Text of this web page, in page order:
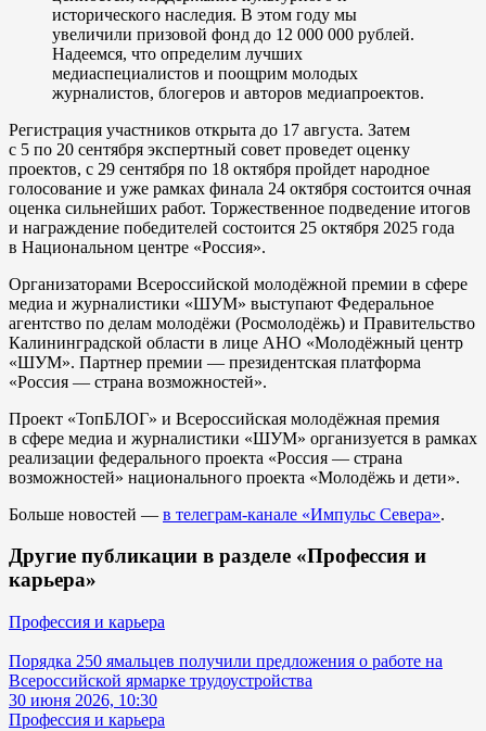
исторического наследия. В этом году мы
увеличили призовой фонд до 12 000 000 рублей.
Надеемся, что определим лучших
медиаспециалистов и поощрим молодых
журналистов, блогеров и авторов медиапроектов.
Регистрация участников открыта до 17 августа. Затем
с 5 по 20 сентября экспертный совет проведет оценку
проектов, с 29 сентября по 18 октября пройдет народное
голосование и уже рамках финала 24 октября состоится очная
оценка сильнейших работ. Торжественное подведение итогов
и награждение победителей состоится 25 октября 2025 года
в Национальном центре «Россия».
Организаторами Всероссийской молодёжной премии в сфере
медиа и журналистики «ШУМ» выступают Федеральное
агентство по делам молодёжи (Росмолодёжь) и Правительство
Калининградской области в лице АНО «Молодёжный центр
«ШУМ». Партнер премии — президентская платформа
«Россия — страна возможностей».
Проект «ТопБЛОГ» и Всероссийская молодёжная премия
в сфере медиа и журналистики «ШУМ» организуется в рамках
реализации федерального проекта «Россия — страна
возможностей» национального проекта «Молодёжь и дети».
Больше новостей — в телеграм-канале «Импульс Севера».
Другие публикации в разделе «Профессия и
карьера»
Профессия и карьера
Порядка 250 ямальцев получили предложения о работе на
Всероссийской ярмарке трудоустройства
30 июня 2026, 10:30
Профессия и карьера